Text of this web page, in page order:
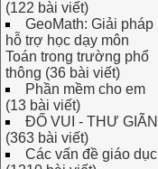
(122 bài viết)
GeoMath: Giải pháp
hỗ trợ học dạy môn
Toán trong trường phổ
thông (36 bài viết)
Phần mềm cho em
(13 bài viết)
ĐỐ VUI - THƯ GIÃN
(363 bài viết)
Các vấn đề giáo dục